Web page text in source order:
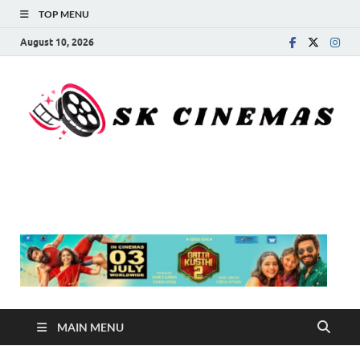
TOP MENU
August 10, 2026
MAIN MENU